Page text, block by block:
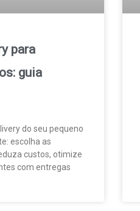
para
guia
do seu pequeno
escolha as
custos, otimize
com entregas